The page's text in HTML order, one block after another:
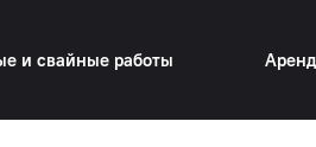
и свайные работы